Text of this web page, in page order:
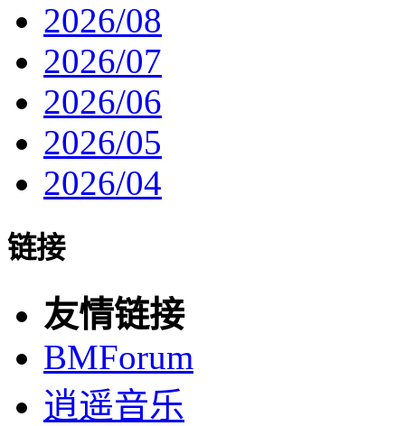
2026/08
2026/07
2026/06
2026/05
2026/04
链接
友情链接
BMForum
逍遥音乐